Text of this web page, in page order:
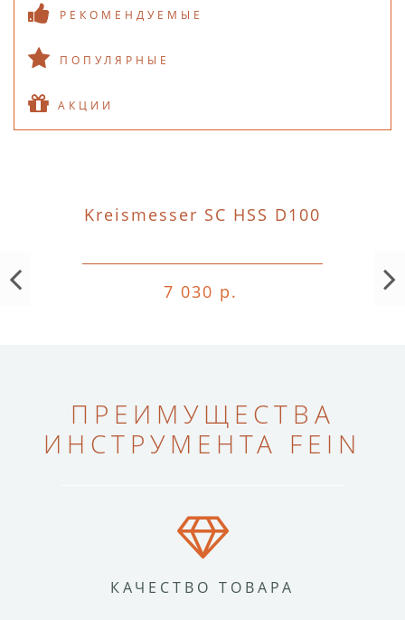
РЕКОМЕНДУЕМЫЕ
ПОПУЛЯРНЫЕ
АКЦИИ
Kreismesser SC HSS D100
7 030 р.
ПРЕИМУЩЕСТВА
ИНСТРУМЕНТА FEIN
КАЧЕСТВО ТОВАРА